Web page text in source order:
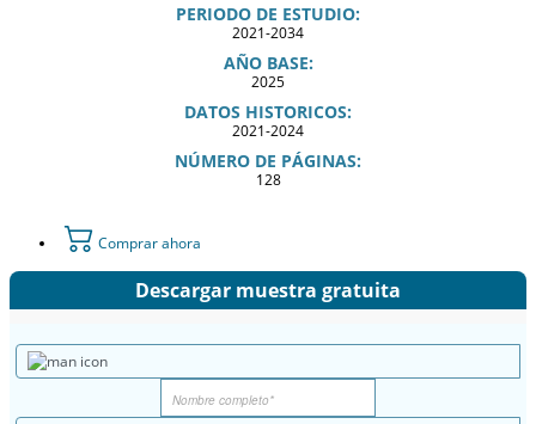
PERIODO DE ESTUDIO:
2021-2034
AÑO BASE:
2025
DATOS HISTORICOS:
2021-2024
NÚMERO DE PÁGINAS:
128
Comprar ahora
Descargar muestra gratuita